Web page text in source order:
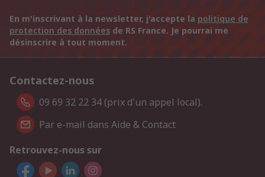
En m'inscrivant à la newsletter, j'accepte la politique de
protection des données de RS France. Je pourrai me
désinscrire à tout moment.
Contactez-nous
09 69 32 22 34 (prix d'un appel local).
Par e-mail dans Aide & Contact
Retrouvez-nous sur